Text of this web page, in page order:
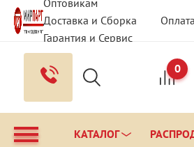
Оптовикам
Доставка и Сборка
Оплата
Гарантия и Сервис
Вопрос - Ответ
Контакты
0
КАТАЛОГ